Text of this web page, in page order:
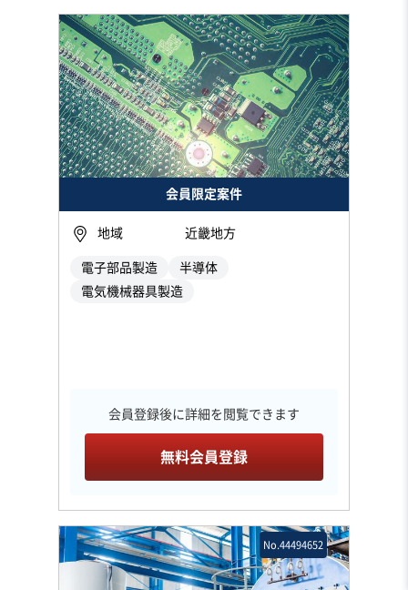
会員限定案件
地域 近畿地方
電子部品製造
半導体
電気機械器具製造
会員登録後に詳細を閲覧できます
無料会員登録
No.44494652